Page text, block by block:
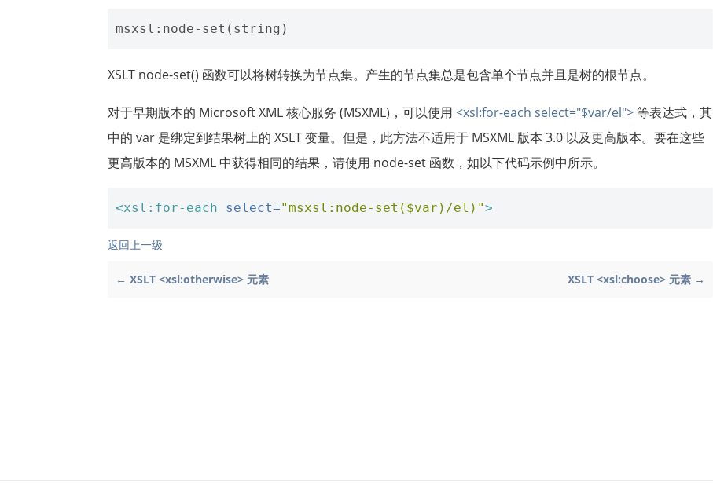
XSLT node-set() 函数可以将树转换为节点集。产生的节点集总是包含单个节点并且是树的根节点。
对于早期版本的 Microsoft XML 核心服务 (MSXML)，可以使用 <xsl:for-each select="$var/el">等表达式，其
中的 var 是绑定到结果树上的 XSLT 变量。但是，此方法不适用于 MSXML 版本 3.0 以及更高版本。要在这些
更高版本的 MSXML 中获得相同的结果，请使用 node-set 函数，如以下代码示例中所示。
<xsl:for-each select="msxsl:node-set($var)/el)">
返回上一级
← XSLT <xsl:otherwise> 元素 XSLT <xsl:choose> 元素 →